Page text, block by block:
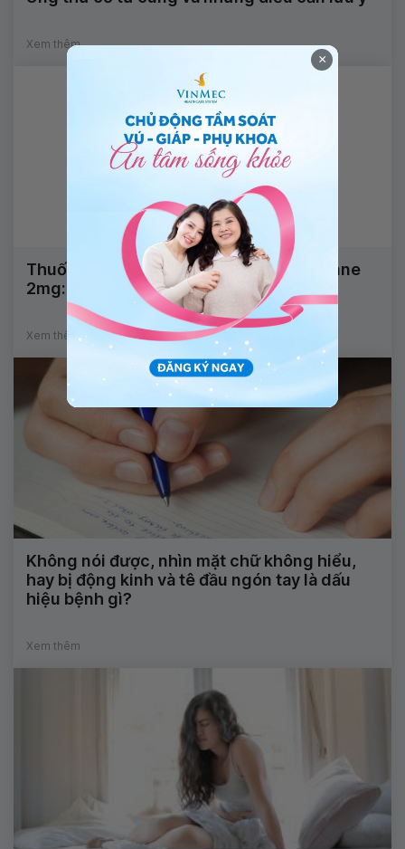
Xem thêm
Thuốc điều trị lạc nội mạc tử cung Visanne
2mg: Công dụng, liều dùng
Xem thêm
Không nói được, nhìn mặt chữ không hiểu,
hay bị động kinh và tê đầu ngón tay là dấu
hiệu bệnh gì?
Xem thêm
×